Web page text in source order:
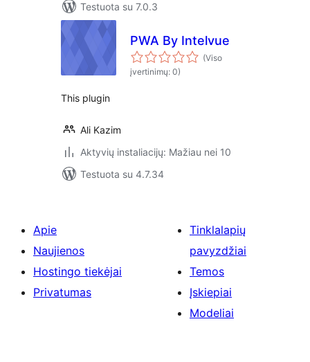
Testuota su 7.0.3
PWA By Intelvue
(Viso
įvertinimų: 0)
This plugin
Ali Kazim
Aktyvių instaliacijų: Mažiau nei 10
Testuota su 4.7.34
Apie
Naujienos
Hostingo tiekėjai
Privatumas
Tinklalapių
pavyzdžiai
Temos
Įskiepiai
Modeliai